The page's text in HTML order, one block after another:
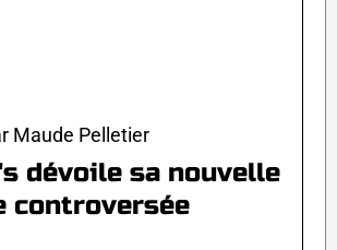
Maude Pelletier
dévoile sa nouvelle
controversée